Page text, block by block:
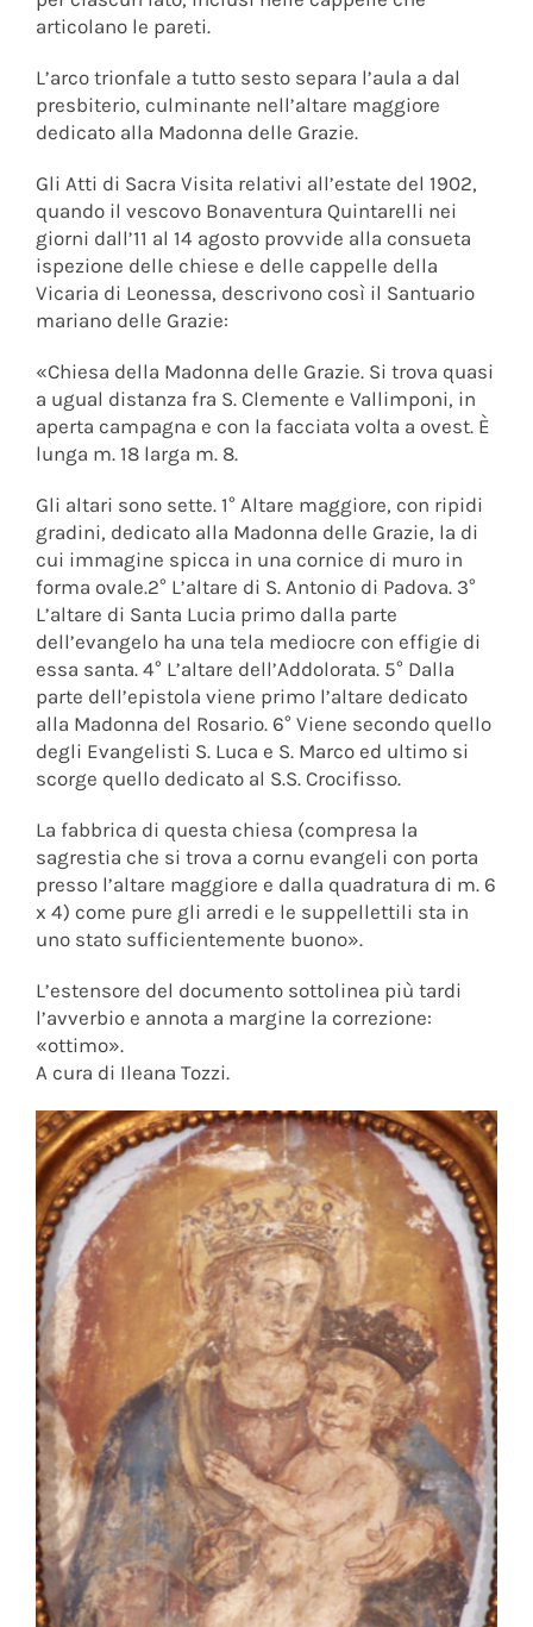
articolano le pareti.
L’arco trionfale a tutto sesto separa l’aula a dal
presbiterio, culminante nell’altare maggiore
dedicato alla Madonna delle Grazie.
Gli Atti di Sacra Visita relativi all’estate del 1902,
quando il vescovo Bonaventura Quintarelli nei
giorni dall’11 al 14 agosto provvide alla consueta
ispezione delle chiese e delle cappelle della
Vicaria di Leonessa, descrivono così il Santuario
mariano delle Grazie:
«Chiesa della Madonna delle Grazie. Si trova quasi
a ugual distanza fra S. Clemente e Vallimponi, in
aperta campagna e con la facciata volta a ovest. È
lunga m. 18 larga m. 8.
Gli altari sono sette. 1° Altare maggiore, con ripidi
gradini, dedicato alla Madonna delle Grazie, la di
cui immagine spicca in una cornice di muro in
forma ovale.2° L’altare di S. Antonio di Padova. 3°
L’altare di Santa Lucia primo dalla parte
dell’evangelo ha una tela mediocre con effigie di
essa santa. 4° L’altare dell’Addolorata. 5° Dalla
parte dell’epistola viene primo l’altare dedicato
alla Madonna del Rosario. 6° Viene secondo quello
degli Evangelisti S. Luca e S. Marco ed ultimo si
scorge quello dedicato al S.S. Crocifisso.
La fabbrica di questa chiesa (compresa la
sagrestia che si trova a cornu evangeli con porta
presso l’altare maggiore e dalla quadratura di m. 6
x 4) come pure gli arredi e le suppellettili sta in
uno stato sufficientemente buono».
L’estensore del documento sottolinea più tardi
l’avverbio e annota a margine la correzione:
«ottimo».
A cura di Ileana Tozzi.